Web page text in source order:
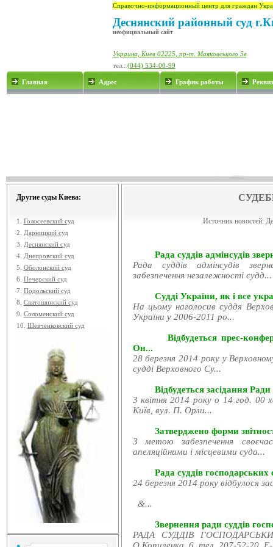
Справочно-информационный центр для граждан
Деснянский районный суд
неофициальный сайт
Украина, Киев 02225, пр-т. Маяковського 5в
тел.: (044) 534-00-99
Главная Адрес График работы
Другие суды Киева:
1. Голосеевский суд
2.
Дарницкий суд
3.
Деснянский суд
4. Днепровский суд
5. Оболонский суд
6. Печерский суд
7. Подольский суд
8. Святошинский суд
9. Соломенский суд
10. Шевченковский суд
Источник новостей:
Рада суддів адмінсудів
Рада суддів адмінсудів
забезпечення незалежності судд...
Судді України, як і все
На цьому наголосив суддя
України у 2006-2011 ро...
Відбудеться прес-
Он...
28 березня 2014 року у
судді Верховного Су...
Відбудеться засідання
3 квітня 2014 року о 14 год. 00
Київ, вул. П. Орли...
Затверджено форми
З метою забезпечення
апеляційними і місцевими суда...
Рада суддів господарських
24 березня 2014 року відбулося
&...
Звернення ради суддів
РАДА СУДДІВ